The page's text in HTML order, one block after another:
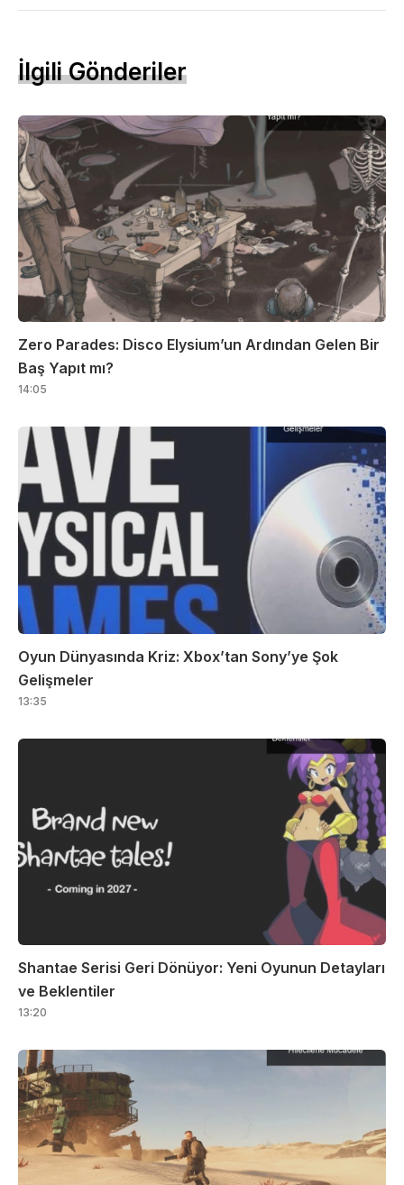
İlgili Gönderiler
Zero Parades: Disco Elysium’un Ardından Gelen Bir
Baş Yapıt mı?
14:05
Oyun Dünyasında Kriz: Xbox’tan Sony’ye Şok
Gelişmeler
13:35
Shantae Serisi Geri Dönüyor: Yeni Oyunun Detayları
ve Beklentiler
13:20